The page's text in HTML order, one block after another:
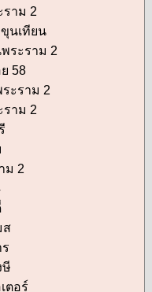
ราม 2
นเทียน
ระราม 2
58
ะราม 2
ราม 2
ม 2
ส
ษี
ตอร์